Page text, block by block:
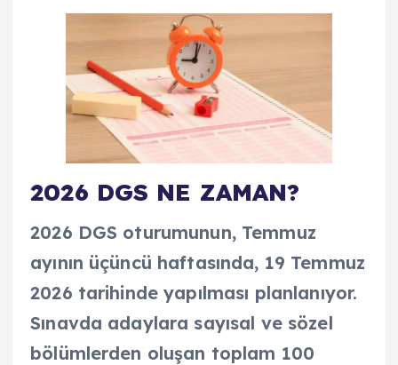
2026 DGS NE ZAMAN?
2026 DGS oturumunun, Temmuz
ayının üçüncü haftasında, 19 Temmuz
2026 tarihinde yapılması planlanıyor.
Sınavda adaylara sayısal ve sözel
bölümlerden oluşan toplam 100